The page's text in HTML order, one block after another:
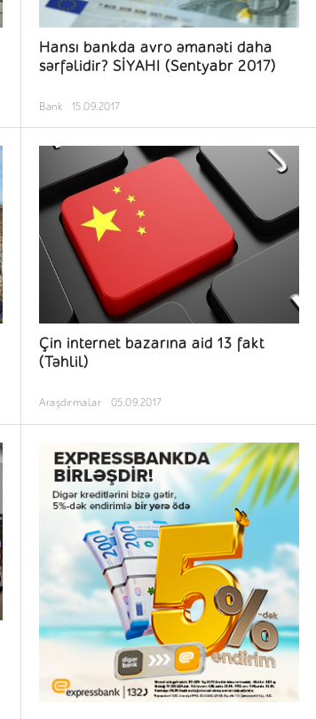
Hansı bankda avro əmanəti daha
sərfəlidir? SİYAHI (Sentyabr 2017)
Bank 15.09.2017
Çin internet bazarına aid 13 fakt
(Təhlil)
Araşdırmalar 05.09.2017